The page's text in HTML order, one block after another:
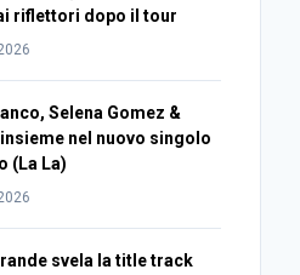
riflettori dopo il tour
Selena Gomez &
insieme nel nuovo singolo
(La La)
svela la title track